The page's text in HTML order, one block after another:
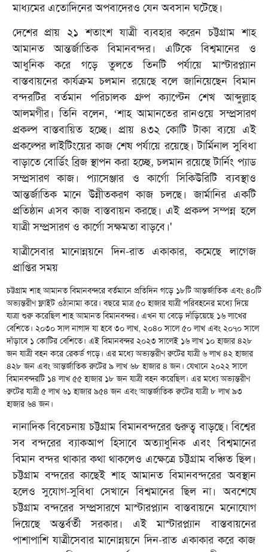
মাধ্যমের এতোদিনের অপবাদেরও যেন অবসান ঘটেছে।
দেশের প্রায় ২১ শতাংশ যাত্রী ব্যবহার করেন চট্টগ্রাম শাহ
আমানত আন্তর্জাতিক বিমানবন্দর। এটিকে বিশ্বমানের ও
আধুনিক করে গড়ে তুলতে তিনটি পর্যায়ে মাস্টারপ্ল্যান
বাস্তবায়নের কার্যক্রম চলমান রয়েছে বলে জানিয়েছেন বিমান
বন্দরটির বর্তমান পরিচালক গ্রুপ ক্যাপ্টেন শেখ আব্দুল্লাহ
আলমগীর। তিনি বলেন, ‘শাহ আমানতের রানওয়ে সম্প্রসারণ
প্রকল্প বাস্তবায়িত হচ্ছে। প্রায় ৪৩২ কোটি টাকা ব্যয়ে এই
প্রকল্পের লাইটিংয়ের কাজ শেষ পর্যায়ে রয়েছে। টার্মিনাল সুবিধা
বাড়াতে বোর্ডিং ব্রিজ স্থাপন করা হচ্ছে, চলমান রয়েছে টার্নিং প্যাড
সম্প্রসারণ কাজ। প্যাসেঞ্জার ও কার্গো সিকিউরিটি ব্যবস্থাও
আন্তর্জাতিক মানে উন্নীতকরণ কাজ চলছে। জার্মানির একটি
প্রতিষ্ঠান এসব কাজ বাস্তবায়ন করছে। এই প্রকল্প সম্পন্ন হলে
যাত্রী সম্প্রসারণ ও কার্গো সক্ষমতা বাড়বে।'
যাত্রীসেবার মানোন্নয়নে দিন-রাত একাকার, কমেছে লাগেজ
প্রাপ্তির সময়
চট্টগ্রাম শাহ আমানত বিমানবন্দরে বর্তমানে প্রতিদিন গড়ে ১৮টি আন্তর্জাতিক এবং ৪০টি
অভ্যন্তরীণ ফ্লাইট ওঠানামা করে। বছরে মাত্র ৫০ হাজার যাত্রী পরিবহনের মধ্যে দিয়ে
যাত্রা শুরু করেছিল শাহ আমানত বিমানবন্দর। এখন যা বেড়ে দাঁড়িয়েছে ১৬ লাখের
বেশিতে। ২০৩০ সাল নাগাদ যা হবে ৩০ লাখ, ২০৪০ সালে ৫০ লাখ এবং ২০৭০ সালে
দাঁড়াবে ১ কোটির বেশিতে। এই বিমানবন্দর ২০২৩ সালেই ১৬ লাখ ১০ হাজার ৪২৮
জন যাত্রী বহন করে রেকর্ড গড়ে। এর মধ্যে অভ্যন্তরীণ রুটের যাত্রী ৬ লাখ ৪২ হাজার
৪২৮ জন এবং আন্তর্জাতিক রুটের ৯ লাখ ৬৮ হাজার ৪ জন। যেখানে ২০২২ সালে
বিমানবন্দরটি ১৪ লাখ ৫৫ হাজার ১৮ জন যাত্রী বহন করেছিল। এর মধ্যে অভ্যন্তরীণ
রুটের যাত্রী ৫ লাখ ৬১ হাজার ৯৫৪ জন এবং আন্তর্জাতিক রুটের যাত্রী ৮ লাখ ৯৩
হাজার ৬৪ জন।
নানাদিক বিবেচনায় চট্টগ্রাম বিমানবন্দরের গুরুত্ব বাড়ছে। বিশ্বের
সব বন্দরের ব্যাকআপ হিসাবে অত্যাধুনিক এবং বিশ্বমানের
বিমান বন্দর থাকার কথা থাকলেও এক্ষেত্রে চট্টগ্রাম বঞ্চিত ছিল।
চট্টগ্রাম বন্দরের কাছেই শাহ আমানত বিমানবন্দরের অবস্থান
হলেও সুযোগ-সুবিধা সেখানে বিশ্বমানের ছিল না। অবশেষে
চট্টগ্রাম বন্দরের সম্প্রসারণে মাস্টারপ্ল্যান বাস্তবায়নে মনোযোগ
দিয়েছে অন্তর্বর্তী সরকার। এই মাস্টারপ্ল্যান বাস্তবায়নের
পাশাপাশি যাত্রীসেবার মানোন্নয়নে দিন-রাত একাকার করে কাজ